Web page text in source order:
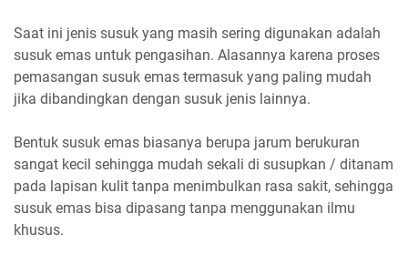
Saat ini jenis susuk yang masih sering digunakan adalah
susuk emas untuk pengasihan. Alasannya karena proses
pemasangan susuk emas termasuk yang paling mudah
jika dibandingkan dengan susuk jenis lainnya.
Bentuk susuk emas biasanya berupa jarum berukuran
sangat kecil sehingga mudah sekali di susupkan / ditanam
pada lapisan kulit tanpa menimbulkan rasa sakit, sehingga
susuk emas bisa dipasang tanpa menggunakan ilmu
khusus.